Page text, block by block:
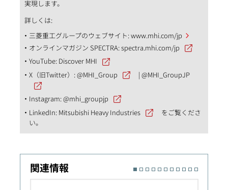
実現します。
詳しくは:
三菱重工グループのウェブサイト:www.mhi.com/jp
オンラインマガジン SPECTRA:spectra.mhi.com/jp
YouTube: Discover MHI
X（旧Twitter）:@MHI_Group |@MHI_GroupJP
Instagram:@mhi_groupjp
LinkedIn: Mitsubishi Heavy Industries
をご覧くださ
い。
関連情報